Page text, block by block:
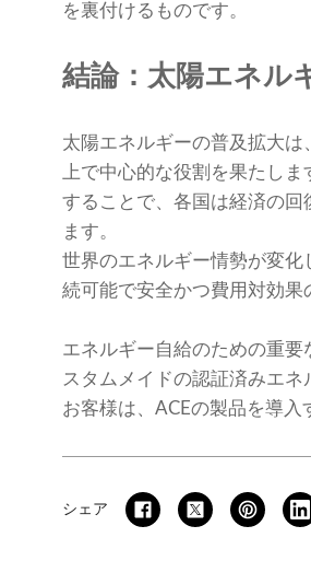
を裏付けるものです。
結論：太陽エネル
太陽エネルギーの普及拡大
上で中心的な役割を果たし
することで、各国は経済の
ます。
世界のエネルギー情勢が変
続可能で安全かつ費用対効果
エネルギー自給のための重要
スタムメイドの認証済みエ
お客様は、ACEの製品を導入
シェア